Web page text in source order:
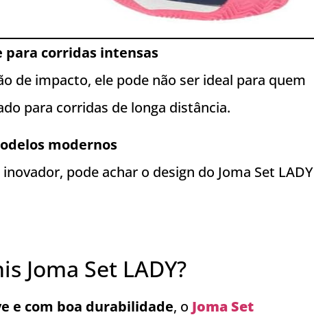
corridas intensas
de impacto, ele pode não ser ideal para quem
para corridas de longa distância.
modernos
pode achar o design do Joma Set LADY
Joma Set LADY?
e com boa durabilidade, o Joma Set